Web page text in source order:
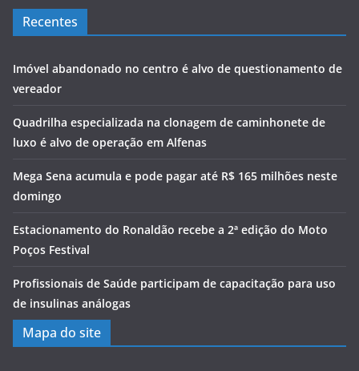
Recentes
Imóvel abandonado no centro é alvo de questionamento de
vereador
Quadrilha especializada na clonagem de caminhonete de
luxo é alvo de operação em Alfenas
Mega Sena acumula e pode pagar até R$ 165 milhões neste
domingo
Estacionamento do Ronaldão recebe a 2ª edição do Moto
Poços Festival
Profissionais de Saúde participam de capacitação para uso
de insulinas análogas
Mapa do site